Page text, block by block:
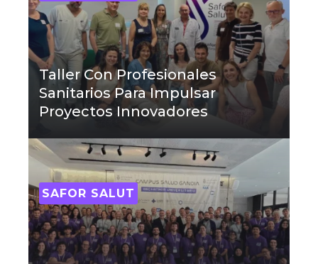
Taller Con Profesionales
Sanitarios Para Impulsar
Proyectos Innovadores
SAFOR SALUT